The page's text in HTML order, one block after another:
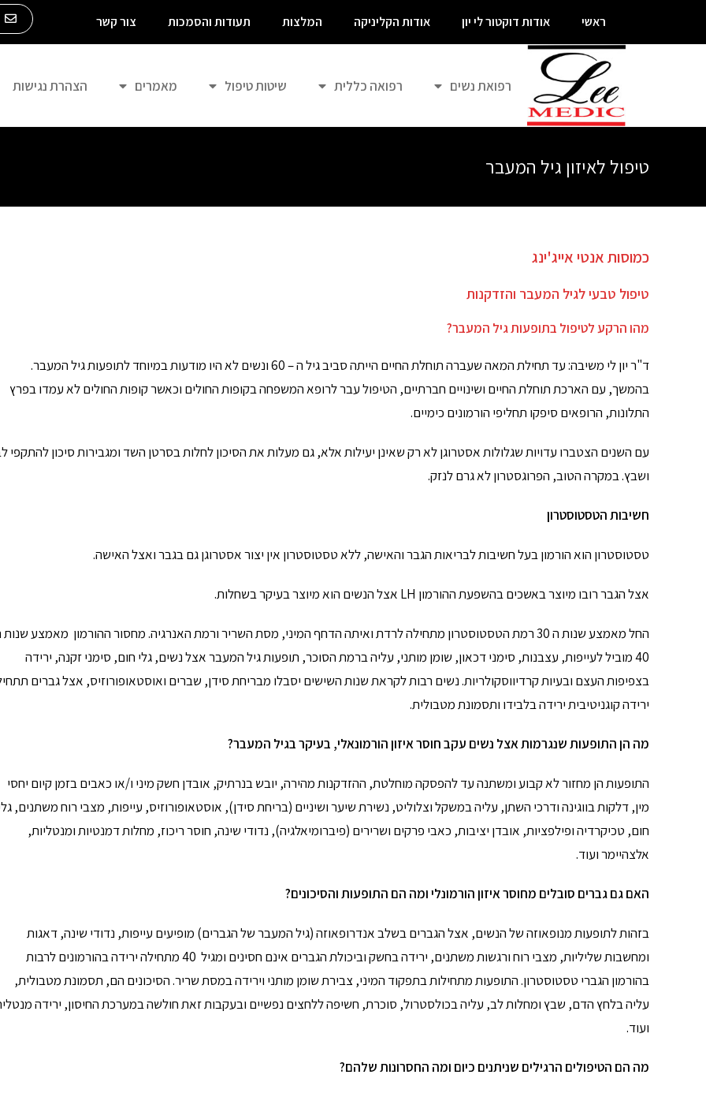
ראשי אודות דוקטור לי יון אודות הקליניקה המלצות תעודות והסמכות צור קשר
רפואת נשים רפואה כללית שיטות טיפול מאמרים הצהרת נגישות
טיפול לאיזון גיל המעבר
כמוסות אנטי אייג'ינג
טיפול טבעי לגיל המעבר והזדקנות
מהו הרקע לטיפול בתופעות גיל המעבר?
ד"ר יון לי משיבה: עד תחילת המאה שעברה תוחלת החיים הייתה סביב גיל ה – 60 ונשים לא היו מודעות במיוחד לתופעות גיל המעבר.
בהמשך, עם הארכת תוחלת החיים ושינויים חברתיים, הטיפול עבר לרופא המשפחה בקופות החולים וכאשר קופות החולים לא עמדו בפרץ
התלונות, הרופאים סיפקו תחליפי הורמונים כימיים.
עם השנים הצטברו עדויות שגלולות אסטרוגן לא רק שאינן יעילות אלא, גם מעלות את הסיכון לחלות בסרטן השד ומגבירות סיכון להתקפי
ושבץ. במקרה הטוב, הפרוגסטרון לא גרם לנזק.
חשיבות הטסטוסטרון
טסטוסטרון הוא הורמון בעל חשיבות לבריאות הגבר והאישה, ללא טסטוסטרון אין יצור אסטרוגן גם בגבר ואצל האישה.
אצל הגבר רובו מיוצר באשכים בהשפעת ההורמון LH אצל הנשים הוא מיוצר בעיקר בשחלות.
החל מאמצע שנות ה 30 רמת הטסטוסטרון מתחילה לרדת ואיתה הדחף המיני, מסת השריר ורמת האנרגיה. מחסור ההורמון מאמצע
40 מוביל לעייפות, עצבנות, סימני דכאון, שומן מותני, עליה ברמת הסוכר, תופעות גיל המעבר אצל נשים, גלי חום, סימני זקנה, ירידה
בצפיפות העצם ובעיות קרדיווסקולריות. נשים רבות לקראת שנות השישים יסבלו מבריחת סידן, שברים ואוסטאופורוזיס, אצל גברים
ירידה קוגניטיבית ירידה בלבידו ותסמונת מטבולית.
מה הן התופעות שנגרמות אצל נשים עקב חוסר איזון הורמונאלי, בעיקר בגיל המעבר?
התופעות הן מחזור לא קבוע ומשתנה עד להפסקה מוחלטת, ההזדקנות מהירה, יובש בנרתיק, אובדן חשק מיני ו/או כאבים בזמן קיום יחסי
מין, דלקות בווגינה ודרכי השתן, עליה במשקל וצלוליט, נשירת שיער ושיניים (בריחת סידן), אוסטאופורוזיס, עייפות, מצבי רוח משתנים,
חום, טכיקרדיה ופילפציות, אובדן יציבות, כאבי פרקים ושרירים (פיברומיאלגיה), נדודי שינה, חוסר ריכוז, מחלות דמנטיות ומנטליות,
אלצהיימר ועוד.
האם גם גברים סובלים מחוסר איזון הורמונלי ומה הם התופעות והסיכונים?
בזהות לתופעות מנופאוזה של הנשים, אצל הגברים בשלב אנדרופאוזה (גיל המעבר של הגברים) מופיעים עייפות, נדודי שינה, דאגות
ומחשבות שליליות, מצבי רוח ורגשות משתנים, ירידה בחשק וביכולת הגברים אינם חסינים ומגיל 40 מתחילה ירידה בהורמונים לרבות
בהורמון הגברי טסטוסטרון. התופעות מתחילות בתפקוד המיני, צבירת שומן מותני וירידה במסת שריר. הסיכונים הם, תסמונת מטבולית,
עליה בלחץ הדם, שבץ ומחלות לב, עליה בכולסטרול, סוכרת, חשיפה ללחצים נפשיים ובעקבות זאת חולשה במערכת החיסון, ירידה
ועוד.
מה הם הטיפולים הרגילים שניתנים כיום ומה החסרונות שלהם?